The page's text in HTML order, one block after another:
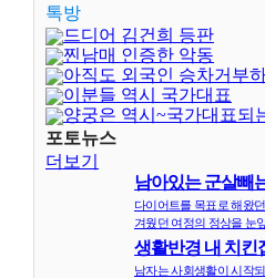
톡방
드디어 김건희 등판
찐남매 인증한 악동
아직도 외국인 승차거부
이분들 역시 국가대표
양궁은 역시~국가대표되
달보다 어렵..
포토뉴스
더보기
남아있는 군살빼
지
다이어트를 목표로 해왔
겨웠던 여정의 정상을 눈앞
생활반경 내 치킨
면 비만확률 ..
남자는 사회생활이 시작